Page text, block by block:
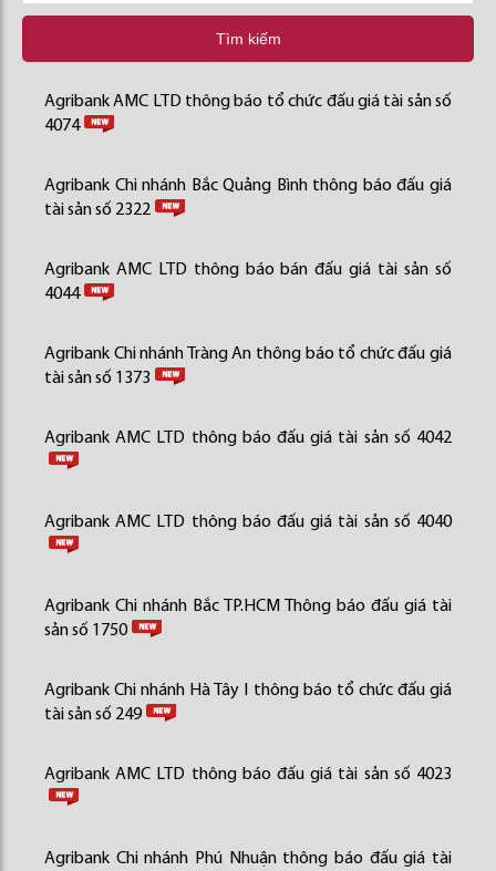
Tìm kiếm
Agribank AMC LTD thông báo tổ chức đấu giá tài sản số
4074
Agribank Chi nhánh Bắc Quảng Bình thông báo đấu giá
tài sản số 2322
Agribank AMC LTD thông báo bán đấu giá tài sản số
4044
Agribank Chi nhánh Tràng An thông báo tổ chức đấu giá
tài sản số 1373
Agribank AMC LTD thông báo đấu giá tài sản số 4042
Agribank AMC LTD thông báo đấu giá tài sản số 4040
Agribank Chi nhánh Bắc TP.HCM Thông báo đấu giá tài
sản số 1750
Agribank Chi nhánh Hà Tây I thông báo tổ chức đấu giá
tài sản số 249
Agribank AMC LTD thông báo đấu giá tài sản số 4023
Agribank Chi nhánh Phú Nhuận thông báo đấu giá tài